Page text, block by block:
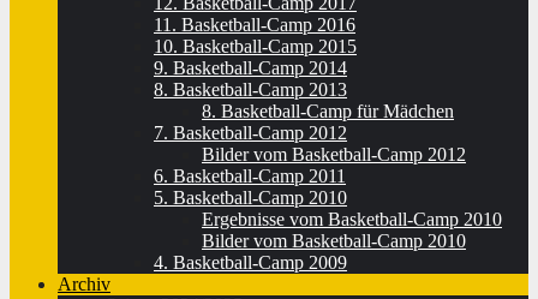
11. Basketball-Camp 2016
10. Basketball-Camp 2015
9. Basketball-Camp 2014
8. Basketball-Camp 2013
8. Basketball-Camp für Mädchen
7. Basketball-Camp 2012
Bilder vom Basketball-Camp 2012
6. Basketball-Camp 2011
5. Basketball-Camp 2010
Ergebnisse vom Basketball-Camp 2010
Bilder vom Basketball-Camp 2010
4. Basketball-Camp 2009
Archiv